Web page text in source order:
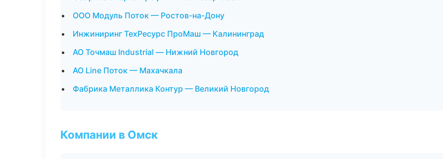
ООО Модуль Поток — Ростов-на-Дону
Инжиниринг ТехРесурс ПроМаш — Калининград
АО Точмаш Industrial — Нижний Новгород
АО Line Поток — Махачкала
Фабрика Металлика Контур — Великий Новгород
Компании в Омск